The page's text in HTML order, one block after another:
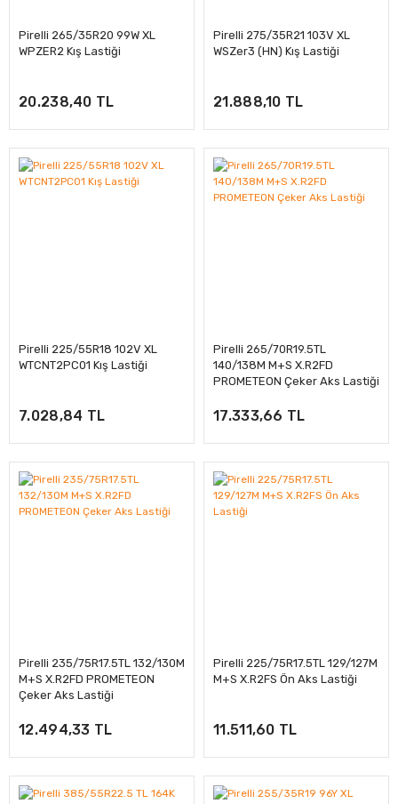
Pirelli 265/35R20 99W XL
WPZER2 Kış Lastiği
20.238,40 TL
Pirelli 275/35R21 103V XL
WSZer3 (HN) Kış Lastiği
21.888,10 TL
Pirelli 225/55R18 102V XL
WTCNT2PC01 Kış Lastiği
7.028,84 TL
Pirelli 265/70R19.5TL
140/138M M+S X.R2FD
PROMETEON Çeker Aks Lastiği
17.333,66 TL
Pirelli 235/75R17.5TL 132/130M
M+S X.R2FD PROMETEON
Çeker Aks Lastiği
12.494,33 TL
Pirelli 225/75R17.5TL 129/127M
M+S X.R2FS Ön Aks Lastiği
11.511,60 TL